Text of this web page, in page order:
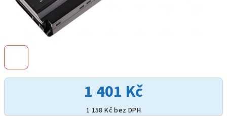
1 401 Kč
1 158 Kč bez DPH